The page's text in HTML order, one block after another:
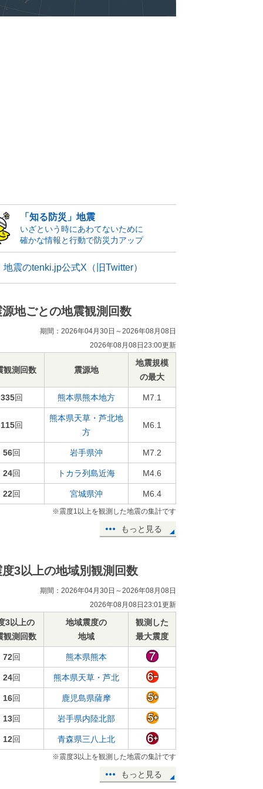
「知る防災」地震
いざという時にあわてないために
確かな情報と行動で防災力アップ
地震のtenki.jp公式X（旧Twitter）
源地ごとの地震観測回数
期間：2026年04月30日～2026年08月08日
2026年08月08日23:00更新
観測回数 震源地
地震規模
の最大
335回 熊本県熊本地方 M7.1
115回
熊本県天草・芦北地
方
M6.1
56回 岩手県沖 M7.2
24回 トカラ列島近海 M4.6
22回 宮城県沖 M6.4
※震度1以上を観測した地震の集計です
もっと見る
度3以上の地域別観測回数
期間：2026年04月30日～2026年08月08日
2026年08月08日23:01更新
3以上の
観測回数
地域震度の
地域
観測した
最大震度
72回 熊本県熊本
24回 熊本県天草・芦北
16回 鹿児島県薩摩
13回 岩手県内陸北部
12回 青森県三八上北
※震度3以上を観測した地震の集計です
もっと見る